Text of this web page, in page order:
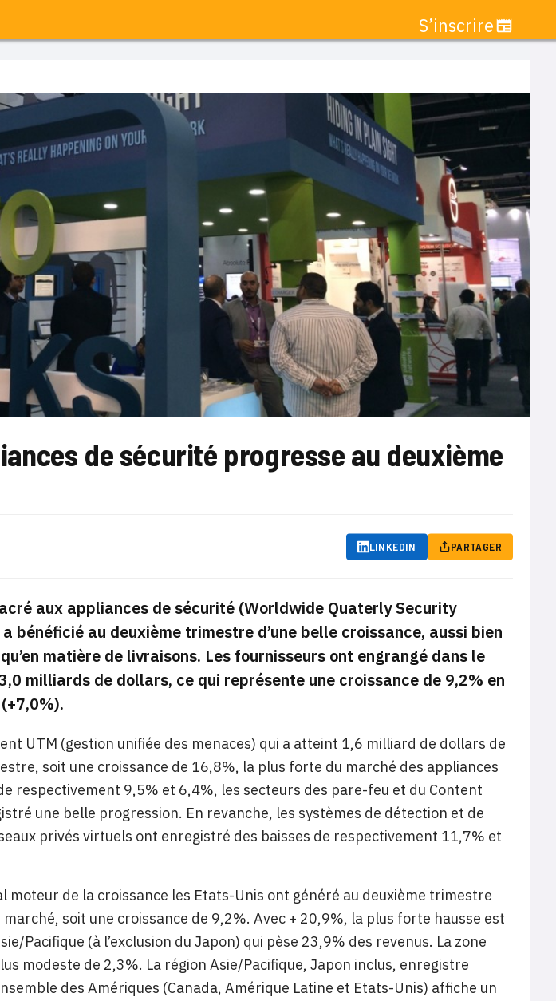
S’inscrire
de sécurité progresse au deuxième
LINKEDIN PARTAGER
aux appliances de sécurité (Worldwide Quaterly Security
bénéficié au deuxième trimestre d’une belle croissance, aussi bien
matière de livraisons. Les fournisseurs ont engrangé dans le
milliards de dollars, ce qui représente une croissance de 9,2% en
UTM (gestion unifiée des menaces) qui a atteint 1,6 milliard de dollars de
soit une croissance de 16,8%, la plus forte du marché des appliances
respectivement 9,5% et 6,4%, les secteurs des pare-feu et du Content
une belle progression. En revanche, les systèmes de détection et de
privés virtuels ont enregistré des baisses de respectivement 11,7% et
moteur de la croissance les Etats-Unis ont généré au deuxième trimestre
soit une croissance de 9,2%. Avec + 20,9%, la plus forte hausse est
Pacifique (à l’exclusion du Japon) qui pèse 23,9% des revenus. La zone
modeste de 2,3%. La région Asie/Pacifique, Japon inclus, enregistre
des Amériques (Canada, Amérique Latine et Etats-Unis) affiche un